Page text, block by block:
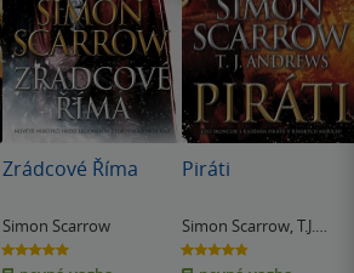
Zrádcové Říma
Simon Scarrow
5.0
z
Piráti
Simon Scarrow, T.J.
Andrews
4.8
z